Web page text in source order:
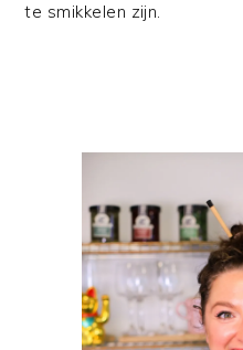
te smikkelen zijn.